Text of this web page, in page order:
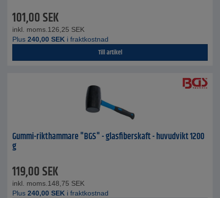
101,00SEK
inkl. moms. 126,25 SEK
Plus 240,00 SEK i fraktkostnad
Till artikel
Gummi-rikthammare "BGS" - glasfiberskaft - huvudvikt 1200
g
119,00SEK
inkl. moms. 148,75 SEK
Plus 240,00 SEK i fraktkostnad